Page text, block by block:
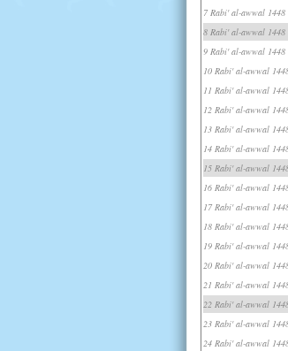
7 Rabi' al-awwal 1448
8 Rabi' al-awwal 1448
9 Rabi' al-awwal 1448
10 Rabi' al-awwal
11 Rabi' al-awwal
12 Rabi' al-awwal
13 Rabi' al-awwal
14 Rabi' al-awwal
15 Rabi' al-awwal
16 Rabi' al-awwal
17 Rabi' al-awwal
18 Rabi' al-awwal
19 Rabi' al-awwal
20 Rabi' al-awwal
21 Rabi' al-awwal
22 Rabi' al-awwal
23 Rabi' al-awwal
24 Rabi' al-awwal